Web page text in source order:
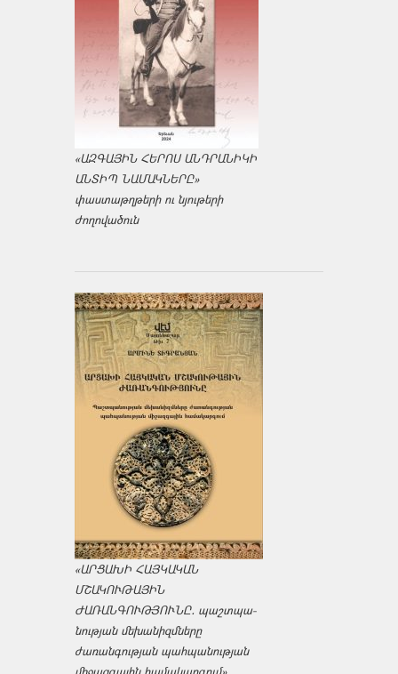
«ԱԶԳԱՅԻՆ ՀԵՐՈՍ ԱՆԴՐԱՆԻԿԻ
ԱՆՏԻՊ ՆԱՄԱԿՆԵՐԸ»
փաստաթղթերի ու նյութերի
ժողովածուն
«ԱՐՑԱԽԻ ՀԱՅԿԱԿԱՆ
ՄՇԱԿՈՒԹԱՅԻՆ
ԺԱՌԱՆԳՈՒԹՅՈՒՆԸ․ պաշտպա­
նության մեխանիզմները
ժառանգության պահպանության